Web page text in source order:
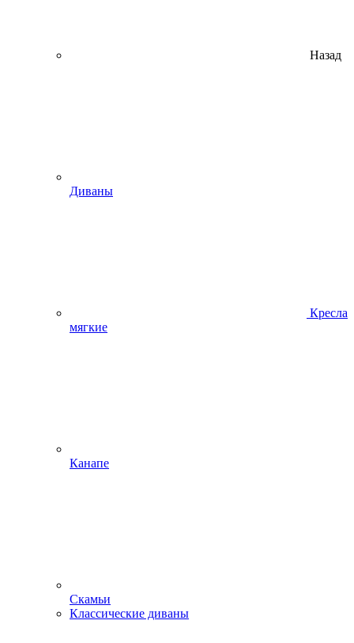
Назад
Диваны
Кресла
мягкие
Канапе
Скамьи
Классические диваны